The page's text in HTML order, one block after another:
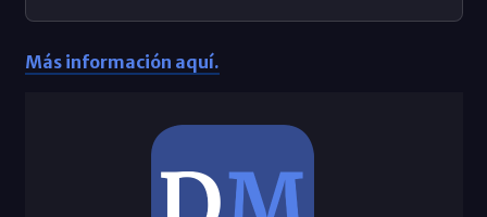
Más información aquí.